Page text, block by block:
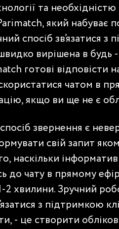
та
який набуває
спосіб зв’язатися з
вирішена в будь
готові відповісти
чатом в
якщо ви ще не є
звернення є
свій запит
наскільки
до чату в прямому
2 хвилини. Зручний
з підтримкою
- це створити